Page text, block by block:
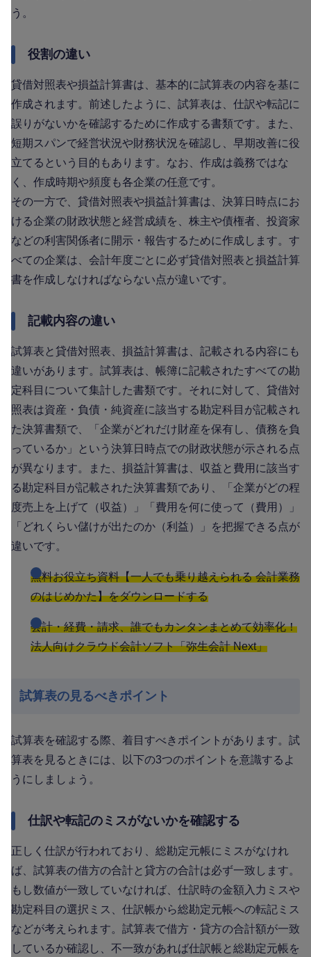
う。
役割の違い
貸借対照表や損益計算書は、基本的に試算表の内容を基に
作成されます。前述したように、試算表は、仕訳や転記に
誤りがないかを確認するために作成する書類です。また、
短期スパンで経営状況や財務状況を確認し、早期改善に役
立てるという目的もあります。なお、作成は義務ではな
く、作成時期や頻度も各企業の任意です。
その一方で、貸借対照表や損益計算書は、決算日時点にお
ける企業の財政状態と経営成績を、株主や債権者、投資家
などの利害関係者に開示・報告するために作成します。す
べての企業は、会計年度ごとに必ず貸借対照表と損益計算
書を作成しなければならない点が違いです。
記載内容の違い
試算表と貸借対照表、損益計算書は、記載される内容にも
違いがあります。試算表は、帳簿に記載されたすべての勘
定科目について集計した書類です。それに対して、貸借対
照表は資産・負債・純資産に該当する勘定科目が記載され
た決算書類で、「企業がどれだけ財産を保有し、債務を負
っているか」という決算日時点での財政状態が示される点
が異なります。また、損益計算書は、収益と費用に該当す
る勘定科目が記載された決算書類であり、「企業がどの程
度売上を上げて（収益）」「費用を何に使って（費用）」
「どれくらい儲けが出たのか（利益）」を把握できる点が
違いです。
無料お役立ち資料【一人でも乗り越えられる 会計業務
のはじめかた】をダウンロードする
会計・経費・請求、誰でもカンタンまとめて効率化！
法人向けクラウド会計ソフト「弥生会計 Next」
試算表の見るべきポイント
試算表を確認する際、着目すべきポイントがあります。試
算表を見るときには、以下の3つのポイントを意識するよ
うにしましょう。
仕訳や転記のミスがないかを確認する
正しく仕訳が行われており、総勘定元帳にミスがなけれ
ば、試算表の借方の合計と貸方の合計は必ず一致します。
もし数値が一致していなければ、仕訳時の金額入力ミスや
勘定科目の選択ミス、仕訳帳から総勘定元帳への転記ミス
などが考えられます。試算表で借方・貸方の合計額が一致
しているか確認し、不一致があれば仕訳帳と総勘定元帳を